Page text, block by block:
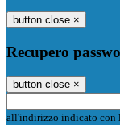
button close ×
Recupero
button close ×
all'indirizzo indicato con